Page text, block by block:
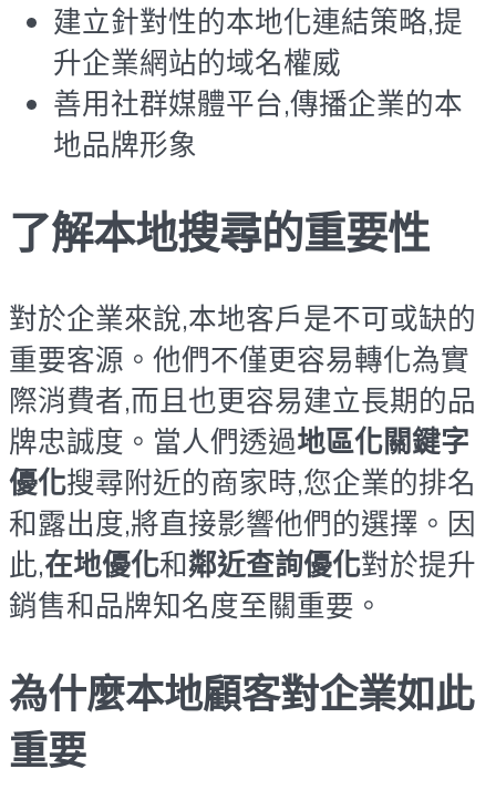
建立針對性的本地化連結策略,提
升企業網站的域名權威
善用社群媒體平台,傳播企業的本
地品牌形象
了解本地搜尋的重要性
對於企業來說,本地客戶是不可或缺的
重要客源。他們不僅更容易轉化為實
際消費者,而且也更容易建立長期的品
牌忠誠度。當人們透過地區化關鍵字
優化搜尋附近的商家時,您企業的排名
和露出度,將直接影響他們的選擇。因
此,在地優化和鄰近查詢優化對於提升
銷售和品牌知名度至關重要。
為什麼本地顧客對企業如此
重要